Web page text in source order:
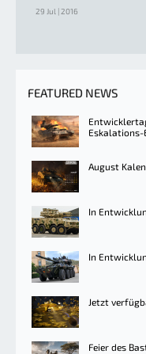
29 Jul | 2016
FEATURED NEWS
Eskalations-
August
In
In
Jetzt
Feier des